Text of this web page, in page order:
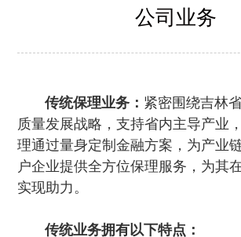
公司业务
传统保理业务： 紧密围绕吉林
质量发展战略，支持省内主导产业
理通过量身定制金融方案，为产业
户企业提供全方位保理服务 ，为其在
实现助力 。
传统业务拥有以下特点：